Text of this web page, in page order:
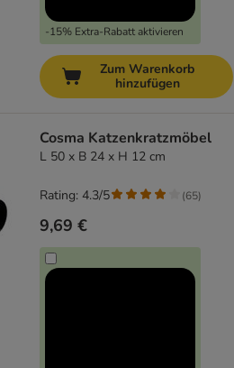
-15% Extra-Rabatt aktivieren
Zum Warenkorb
hinzufügen
Cosma Katzenkratzmöbel
L 50 x B 24 x H 12 cm
9,69 €
Rating: 4.3/5 (65)